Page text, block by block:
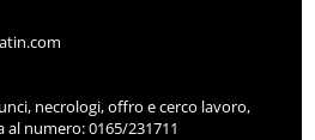
necrologi, offro e cerco lavoro,
numero: 0165/231711